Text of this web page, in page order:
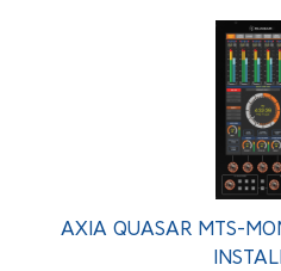
AXIA QUASAR MTS-